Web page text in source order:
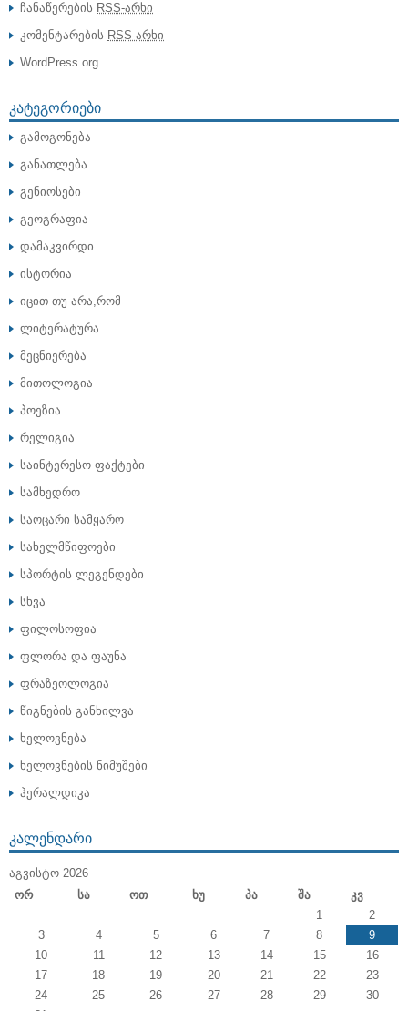
ჩანაწერების RSS-არხი
კომენტარების RSS-არხი
WordPress.org
ᲙᲐᲢᲔᲒᲝᲠᲘᲔᲑᲘ
გამოგონება
განათლება
გენიოსები
გეოგრაფია
დამაკვირდი
ისტორია
იცით თუ არა,რომ
ლიტერატურა
მეცნიერება
მითოლოგია
პოეზია
რელიგია
საინტერესო ფაქტები
სამხედრო
საოცარი სამყარო
სახელმწიფოები
სპორტის ლეგენდები
სხვა
ფილოსოფია
ფლორა და ფაუნა
ფრაზეოლოგია
წიგნების განხილვა
ხელოვნება
ხელოვნების ნიმუშები
ჰერალდიკა
ᲙᲐᲚᲔᲜᲓᲐᲠᲘ
ᲐᲒᲕᲘᲡᲢᲝ 2026
Ორ
Სა Ოთ Ხუ Პა Შა
Კვ
1
2
3
4 5 6 7 8
9
10
11 12 13 14 15
16
17
18 19 20 21 22
23
24
25 26 27 28 29
30